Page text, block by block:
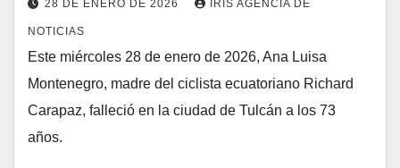
28 DE ENERO DE 2026 IRIS AGENCIA DE
NOTICIAS
Este miércoles 28 de enero de 2026, Ana Luisa
Montenegro, madre del ciclista ecuatoriano Richard
Carapaz, falleció en la ciudad de Tulcán a los 73
años.